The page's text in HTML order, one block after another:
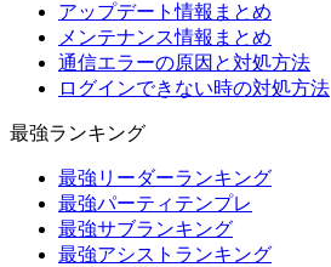
アップデート情報まとめ
メンテナンス情報まとめ
通信エラーの原因と対処方法
ログインできない時の対処方法
最強ランキング
最強リーダーランキング
最強パーティテンプレ
最強サブランキング
最強アシストランキング